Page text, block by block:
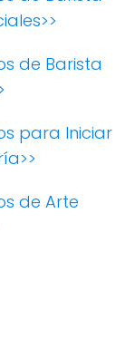
de Barista
para Iniciar
de Arte